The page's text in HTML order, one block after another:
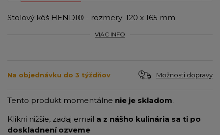
Stolový kôš HENDI® - rozmery: 120 x 165 mm
VIAC INFO
Na objednávku do 3 týždňov Možnosti dopravy
Tento produkt momentálne nie je skladom.
Klikni nižšie, zadaj email a z nášho kulinária sa ti po
doskladnení ozveme